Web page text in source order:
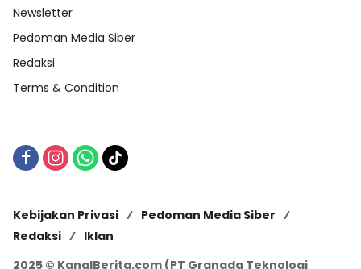
Newsletter
Pedoman Media Siber
Redaksi
Terms & Condition
Kebijakan Privasi
Pedoman Media Siber
Redaksi
Iklan
2025 © KanalBerita.com (PT Granada Teknologi